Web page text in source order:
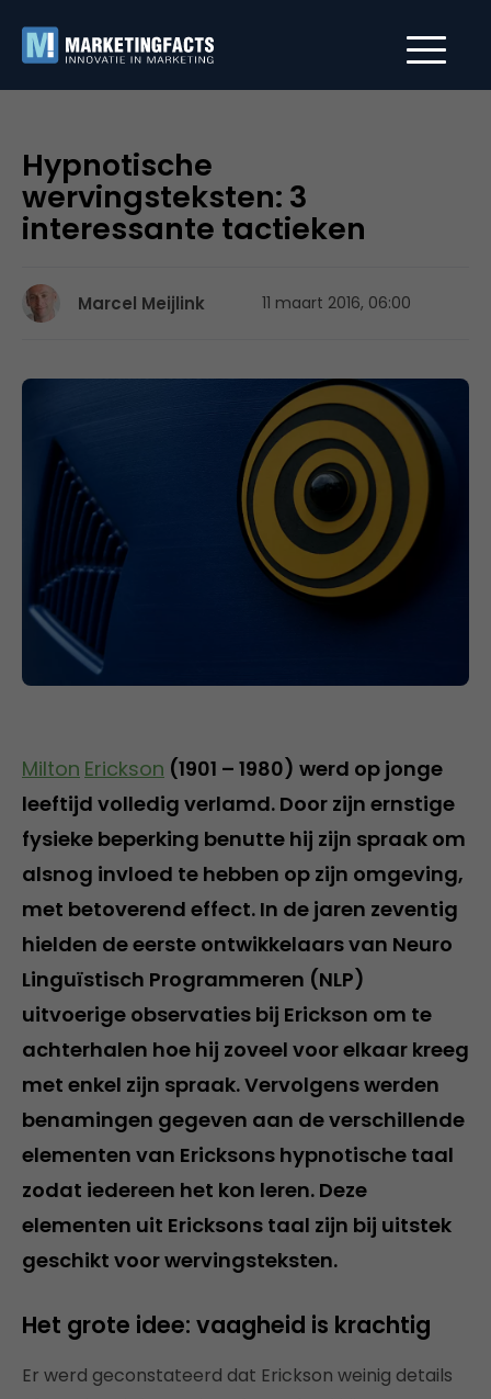
Hypnotische
wervingsteksten: 3
interessante tactieken
Marcel Meijlink 11 maart 2016, 06:00
Milton Erickson (1901 – 1980) werd op jonge
leeftijd volledig verlamd. Door zijn ernstige
fysieke beperking benutte hij zijn spraak om
alsnog invloed te hebben op zijn omgeving,
met betoverend effect. In de jaren zeventig
hielden de eerste ontwikkelaars van Neuro
Linguïstisch Programmeren (NLP)
uitvoerige observaties bij Erickson om te
achterhalen hoe hij zoveel voor elkaar kreeg
met enkel zijn spraak. Vervolgens werden
benamingen gegeven aan de verschillende
elementen van Ericksons hypnotische taal
zodat iedereen het kon leren. Deze
elementen uit Ericksons taal zijn bij uitstek
geschikt voor wervingsteksten.
Het grote idee: vaagheid is krachtig
Er werd geconstateerd dat Erickson weinig details